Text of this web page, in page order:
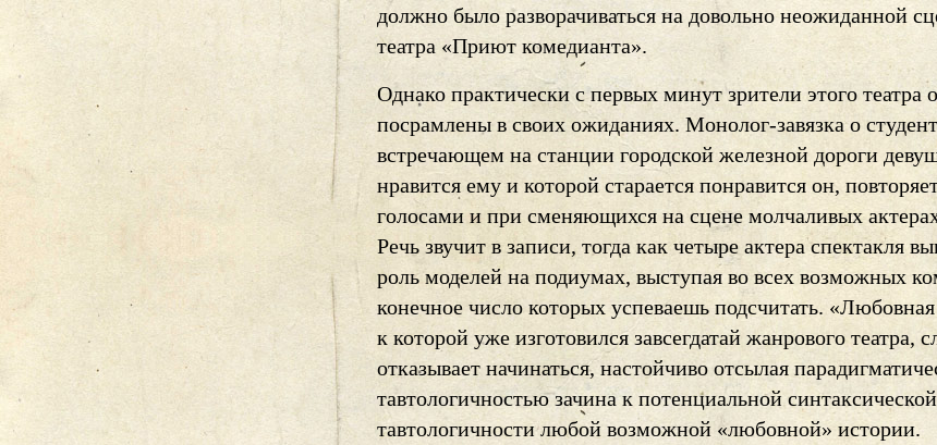
должно было разворачиваться на довольно неожиданной
театра «Приют комедианта».
Однако практически с первых минут зрители этого театра
посрамлены в своих ожиданиях. Монолог-завязка о
встречающем на станции городской железной дороги
нравится ему и которой старается понравится он,
голосами и при сменяющихся на сцене молчаливых актерах
Речь звучит в записи, тогда как четыре актера спектакля
роль моделей на подиумах, выступая во всех возможных
конечное число которых успеваешь подсчитать.
к которой уже изготовился завсегдатай жанрового театра,
отказывает начинаться, настойчиво отсылая
тавтологичностью зачина к потенциальной синтаксической
тавтологичности любой возможной «любовной» истории.